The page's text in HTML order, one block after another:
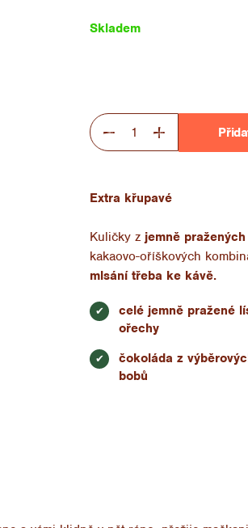
Skladem
Extra křupavé
Kuličky z jemně
kakaovo-oříškových
mlsání třeba ke kávě.
✔
celé jemně pražené
ořechy
✔
čokoláda z
bobů